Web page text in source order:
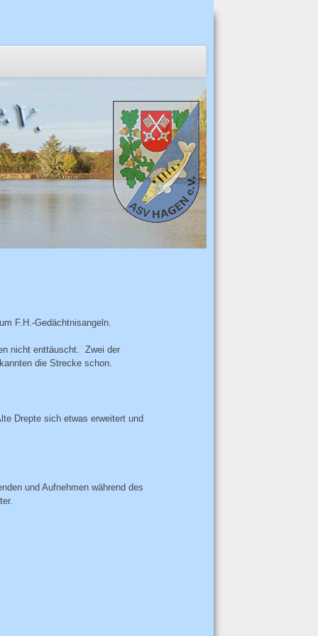
F.H.-Gedächtnisangeln.
nicht enttäuscht. Zwei der
die Strecke schon.
Drepte sich etwas erweitert und
und Aufnehmen während des